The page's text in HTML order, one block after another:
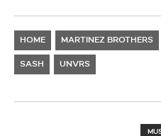
HOME MARTINEZ BROTHERS
SASH UNVRS